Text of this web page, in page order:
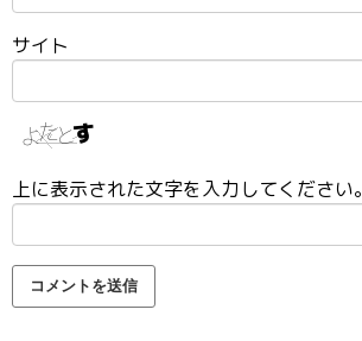
サイト
上に表示された文字を入力してください。